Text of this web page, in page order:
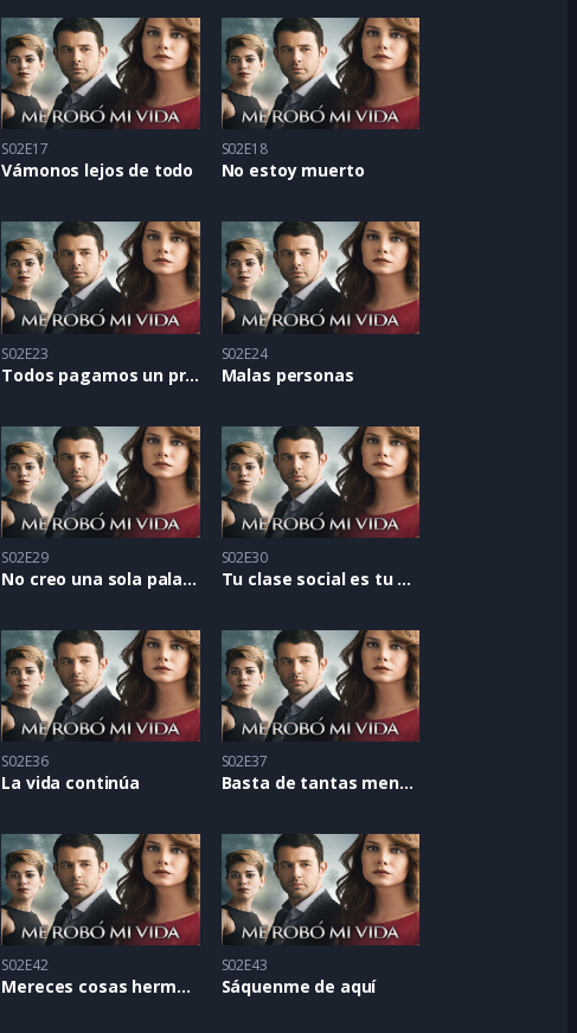
S02E17
Vámonos lejos de todo
S02E18
No estoy muerto
S02E23
Todos pagamos un precio
S02E24
Malas personas
S02E29
No creo una sola palabra
S02E30
Tu clase social es tu destino
S02E36
La vida continúa
S02E37
Basta de tantas mentiras
S02E42
Mereces cosas hermosas
S02E43
Sáquenme de aquí